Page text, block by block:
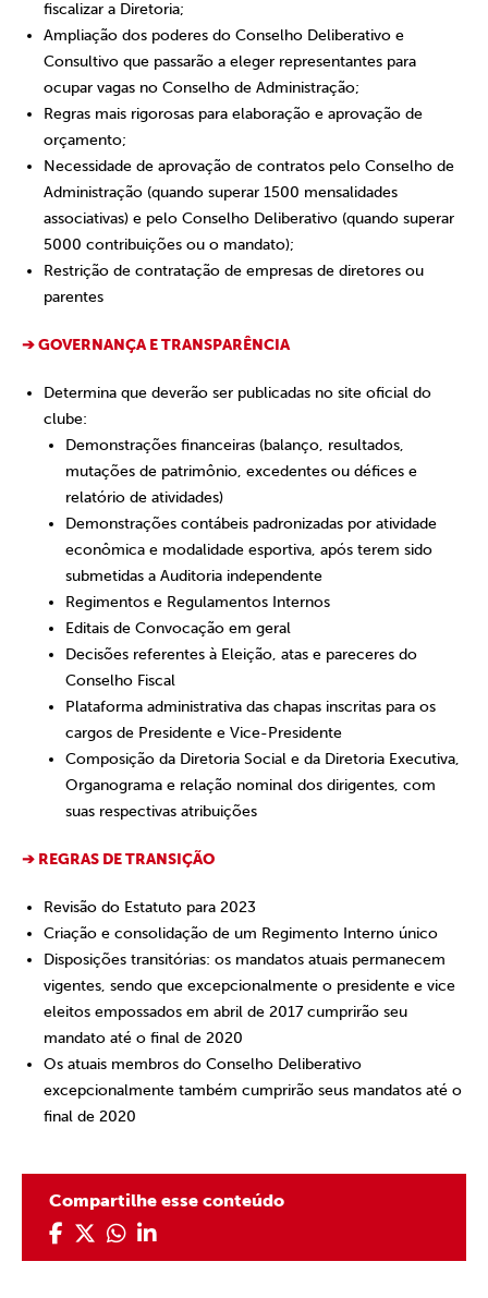
fiscalizar a Diretoria;
Ampliação dos poderes do Conselho Deliberativo e
Consultivo que passarão a eleger representantes para
ocupar vagas no Conselho de Administração;
Regras mais rigorosas para elaboração e aprovação de
orçamento;
Necessidade de aprovação de contratos pelo Conselho de
Administração (quando superar 1500 mensalidades
associativas) e pelo Conselho Deliberativo (quando superar
5000 contribuições ou o mandato);
Restrição de contratação de empresas de diretores ou
parentes
➔ GOVERNANÇA E TRANSPARÊNCIA
Determina que deverão ser publicadas no site oficial do
clube:
Demonstrações financeiras (balanço, resultados,
mutações de patrimônio, excedentes ou défices e
relatório de atividades)
Demonstrações contábeis padronizadas por atividade
econômica e modalidade esportiva, após terem sido
submetidas a Auditoria independente
Regimentos e Regulamentos Internos
Editais de Convocação em geral
Decisões referentes à Eleição, atas e pareceres do
Conselho Fiscal
Plataforma administrativa das chapas inscritas para os
cargos de Presidente e Vice-Presidente
Composição da Diretoria Social e da Diretoria Executiva,
Organograma e relação nominal dos dirigentes, com
suas respectivas atribuições
➔ REGRAS DE TRANSIÇÃO
Revisão do Estatuto para 2023
Criação e consolidação de um Regimento Interno único
Disposições transitórias: os mandatos atuais permanecem
vigentes, sendo que excepcionalmente o presidente e vice
eleitos empossados em abril de 2017 cumprirão seu
mandato até o final de 2020
Os atuais membros do Conselho Deliberativo
excepcionalmente também cumprirão seus mandatos até o
final de 2020
Compartilhe esse conteúdo